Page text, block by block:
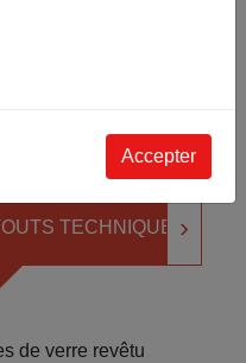
TECHNIQUES
›
de verre revêtu
Accepter